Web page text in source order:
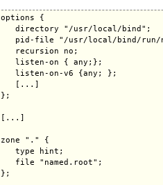
options {
   directory "/usr/local/bind";
pid-file "/usr/local/bind/
   recursion no;
   listen-on { any;};
   listen-on-v6 {any; };
   [...]
};
[...]
zone "." {
   type hint;
   file "named.root";
};